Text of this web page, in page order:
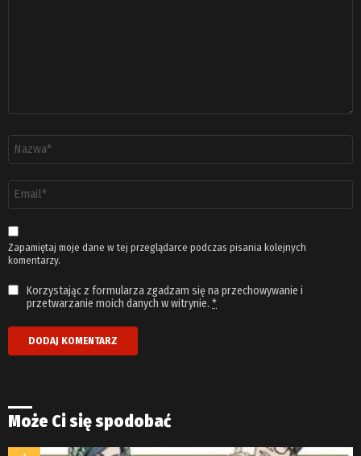
email
*
Zapamiętaj moje dane w tej przeglądarce podczas pisania kolejnych
komentarzy.
Korzystając z formularza zgadzam się na przechowywanie i
przetwarzanie moich danych w witrynie. *
Może Ci się spodobać